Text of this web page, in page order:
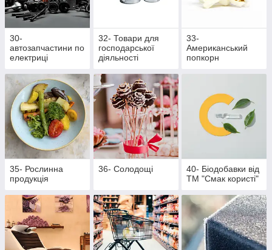
30-
автозапчастини по
електриці
32- Товари для
господарської
діяльності
33-
Американський
попкорн
35- Рослинна
продукція
36- Солодощі
40- Біодобавки від
ТМ "Смак користі"